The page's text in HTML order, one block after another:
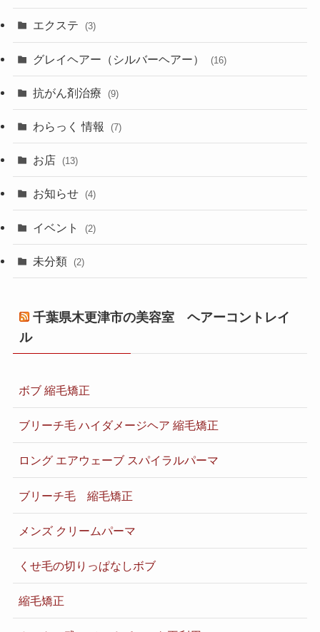
エクステ (3)
グレイヘアー（シルバーヘアー） (16)
抗がん剤治療 (9)
わらっく 情報 (7)
お店 (13)
お知らせ (4)
イベント (2)
未分類 (2)
千葉県木更津市の美容室 ヘアーコントレイ
ル
ボブ 縮毛矯正
ブリーチ毛 ハイダメージヘア 縮毛矯正
ロング エアウェーブ スパイラルパーマ
ブリーチ毛 縮毛矯正
メンズ クリームパーマ
くせ毛の切りっぱなしボブ
縮毛矯正